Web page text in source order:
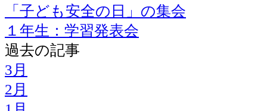
「子ども安全の日」の集会
１年生：学習発表会
過去の記事
3月
2月